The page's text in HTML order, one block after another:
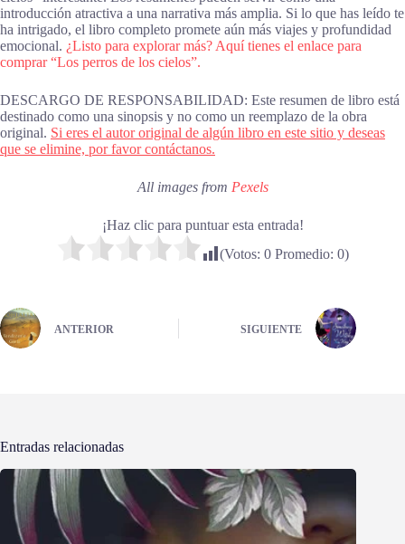
introducción atractiva a una narrativa más amplia. Si lo que has leído te
ha intrigado, el libro completo promete aún más viajes y profundidad
emocional. ¿Listo para explorar más? Aquí tienes el enlace para
comprar “Los perros de los cielos”.
DESCARGO DE RESPONSABILIDAD: Este resumen de libro está
destinado como una sinopsis y no como un reemplazo de la obra
original. Si eres el autor original de algún libro en este sitio y deseas
que se elimine, por favor contáctanos.
All images from Pexels
¡Haz clic para puntuar esta entrada!
(Votos: 0Promedio: 0)
ANTERIOR SIGUIENTE
Entradas relacionadas